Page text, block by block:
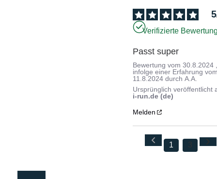
5
Verifizierte
Passt super
Bewertung vom30.8.2024
infolge einer Erfahrung
11.8.2024 durchA.A.
Ursprünglich veröffentlicht
i-run.de (de)
Melden
1 3